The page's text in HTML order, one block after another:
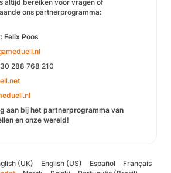
altijd bereiken voor vragen of
ons partnerprogramma:
Felix Poos
288 768 210
nl
aan bij het partnerprogramma van
en onze wereld!
(UK) English (US) Español
Français